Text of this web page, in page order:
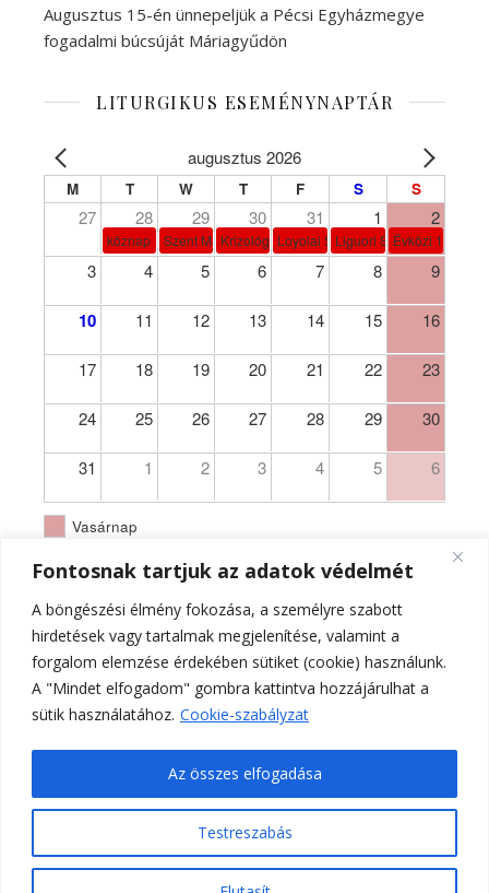
Fontosnak tartjuk az adatok védelmét
A böngészési élmény fokozása, a személyre szabott
hirdetések vagy tartalmak megjelenítése, valamint a
forgalom elemzése érdekében sütiket (cookie) használunk.
A "Mindet elfogadom" gombra kattintva hozzájárulhat a
sütik használatához. Cookie-szabályzat
Testreszabás
Az összes elfogadása
Augusztus 15-én ünnepeljük a Pécsi Egyházmegye
fogadalmi búcsúját Máriagyűdön
LITURGIKUS ESEMÉNYNAPTÁR
augusztus 2026
M T W T F S S
27 28 29 30 31 1 2
köznap Szent Márta, Mária és Lázár
Krizológ Szent Péter
Loyolai Szent IgnácLiguori Szent Alfonz pk-et.
Évközi 18.
3 4 5 6 7 8 9
10 11 12 13 14 15 16
17 18 19 20 21 22 23
24 25 26 27 28 29 30
31 1 2 3 4 5 6
Vasárnap
Ferences Templom Pécs - PA - hivatalos oldala 2021.